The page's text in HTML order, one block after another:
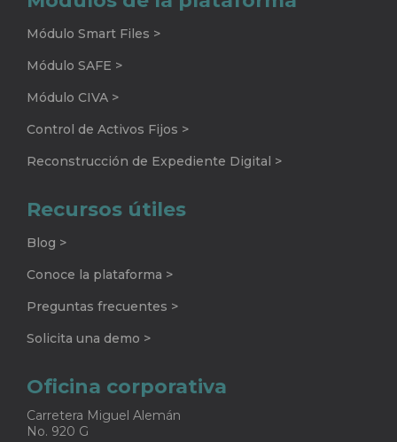
Módulo CIVA >
Control de Activos Fijos >
Reconstrucción de Expediente Digital >
Conoce la plataforma >
Preguntas frecuentes >